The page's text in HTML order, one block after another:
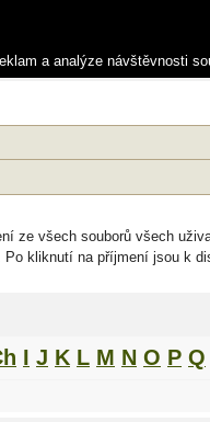
a analýze návštěvnosti
ze všech souborů všech
kliknutí na příjmení jsou k
I J K L M N O P Q